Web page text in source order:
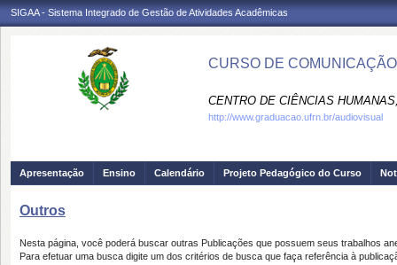
SIGAA - Sistema Integrado de Gestão de Atividades Acadêmicas
CURSO DE
CENTRO DE CIÊNCIAS
http://www.graduacao.ufrn.br/audiovisual
Apresentação Ensino Calendário Projeto Pedagógico do Curso
Outros
Nesta página, você poderá buscar outras Publicações que possuem seus trabalhos
Para efetuar uma busca digite um dos critérios de busca que faça referência à